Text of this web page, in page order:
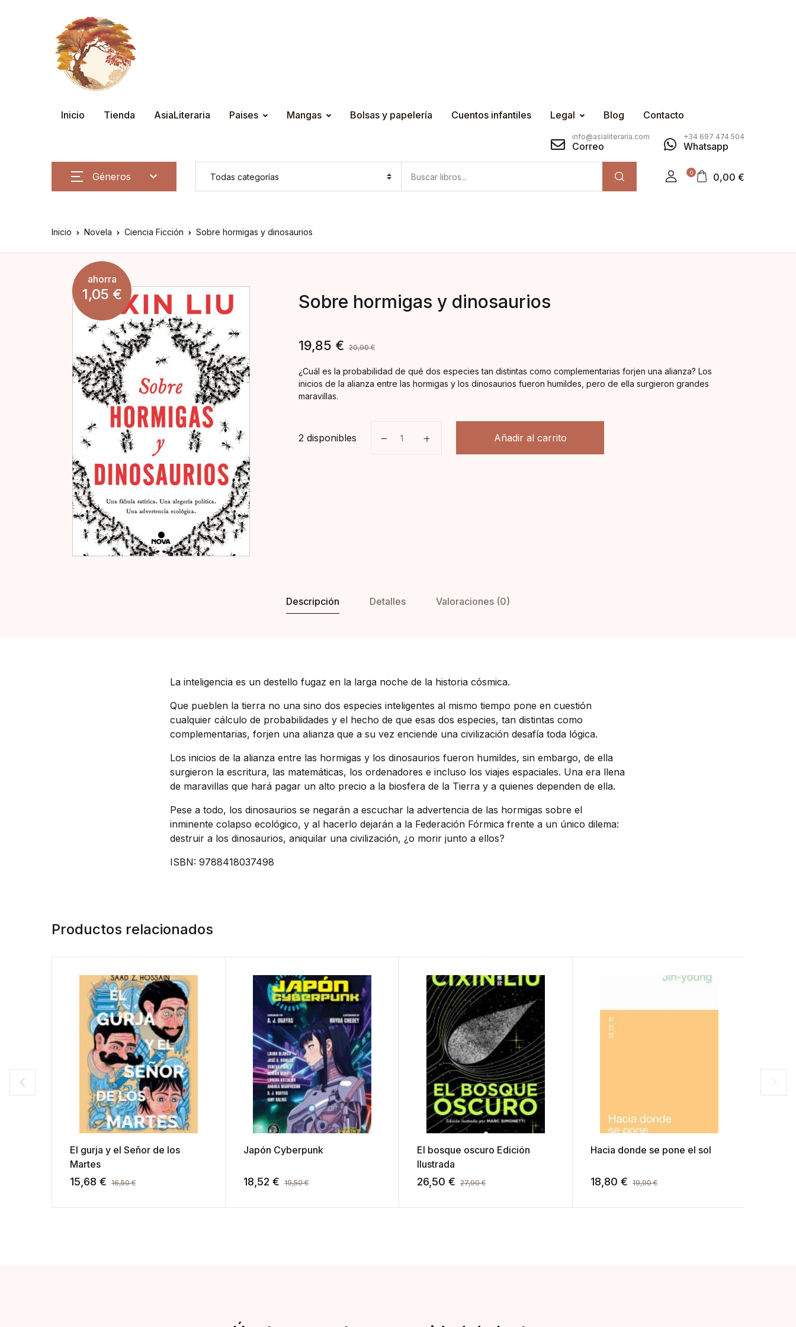
Inicio Tienda AsiaLiteraria Paises Mangas Bolsas y papelería Cuentos infantiles Legal Blog Contacto
info@asialiteraria.com
Correo
+34 697 474 504
Whatsapp
Géneros 0 0,00 €
Inicio Novela Ciencia Ficción Sobre hormigas y dinosaurios
ahorra
1,05 € Sobre hormigas y dinosaurios
19,85 € 20,90€
¿Cuál es la probabilidad de qué dos especies tan distintas como complementarias forjen una alianza? Los
inicios de la alianza entre las hormigas y los dinosaurios fueron humildes, pero de ella surgieron grandes
maravillas.
2 disponibles Añadir al carrito
Descripción Detalles Valoraciones (0)
La inteligencia es un destello fugaz en la larga noche de la historia cósmica.
Que pueblen la tierra no una sino dos especies inteligentes al mismo tiempo pone en cuestión
cualquier cálculo de probabilidades y el hecho de que esas dos especies, tan distintas como
complementarias, forjen una alianza que a su vez enciende una civilización desafía toda lógica.
Los inicios de la alianza entre las hormigas y los dinosaurios fueron humildes, sin embargo, de ella
surgieron la escritura, las matemáticas, los ordenadores e incluso los viajes espaciales. Una era llena
de maravillas que hará pagar un alto precio a la biosfera de la Tierra y a quienes dependen de ella.
Pese a todo, los dinosaurios se negarán a escuchar la advertencia de las hormigas sobre el
inminente colapso ecológico, y al hacerlo dejarán a la Federación Fórmica frente a un único dilema:
destruir a los dinosaurios, aniquilar una civilización, ¿o morir junto a ellos?
ISBN: 9788418037498
Productos relacionados
El gurja y el Señor de los
Martes
15,68 € 16,50€
Japón Cyberpunk
18,52 € 19,50€
El bosque oscuro Edición
Ilustrada
26,50 € 27,90€
Hacia donde se pone el sol
18,80 € 19,90€